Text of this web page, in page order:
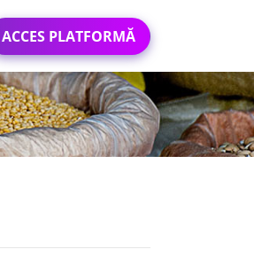
ACCES PLATFORMĂ